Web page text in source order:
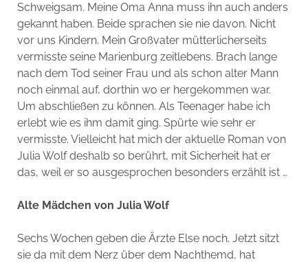
Schweigsam. Meine Oma Anna muss ihn auch anders
gekannt haben. Beide sprachen sie nie davon. Nicht
vor uns Kindern. Mein Großvater mütterlicherseits
vermisste seine Marienburg zeitlebens. Brach lange
nach dem Tod seiner Frau und als schon alter Mann
noch einmal auf, dorthin wo er hergekommen war.
Um abschließen zu können. Als Teenager habe ich
erlebt wie es ihm damit ging. Spürte wie sehr er
vermisste. Vielleicht hat mich der aktuelle Roman von
Julia Wolf deshalb so berührt, mit Sicherheit hat er
das, weil er so ausgesprochen besonders erzählt ist …
Alte Mädchen von Julia Wolf
Sechs Wochen geben die Ärzte Else noch. Jetzt sitzt
sie da mit dem Nerz über dem Nachthemd, hat